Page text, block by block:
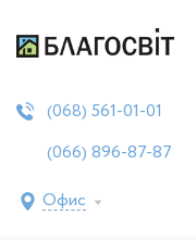
(068) 561-01-01
(066) 896-87-87
Офис